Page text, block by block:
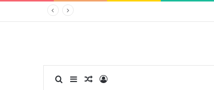
ورودنوشته تصادفی
سایدبارجستجو برای